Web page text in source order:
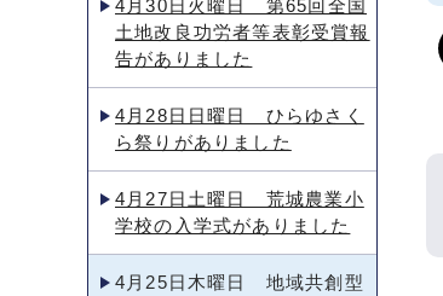
4月30日火曜日 第65回全国
土地改良功労者等表彰受賞報
告がありました
4月28日日曜日 ひらゆさく
ら祭りがありました
4月27日土曜日 荒城農業小
学校の入学式がありました
4月25日木曜日 地域共創型